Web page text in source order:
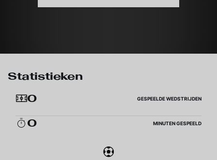
Statistieken
0
GESPEELDE WEDSTRIJDEN
0 MINUTEN GESPEELD